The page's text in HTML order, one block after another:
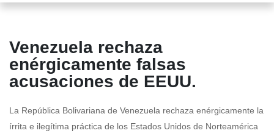
Venezuela rechaza
enérgicamente falsas
acusaciones de EEUU.
La República Bolivariana de Venezuela rechaza enérgicamente la
írrita e ilegítima práctica de los Estados Unidos de Norteamérica